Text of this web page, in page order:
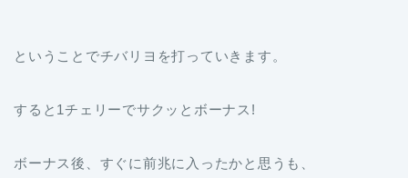
ということでチバリヨを打っていきます。
すると1チェリーでサクッとボーナス!
ボーナス後、すぐに前兆に入ったかと思うも、